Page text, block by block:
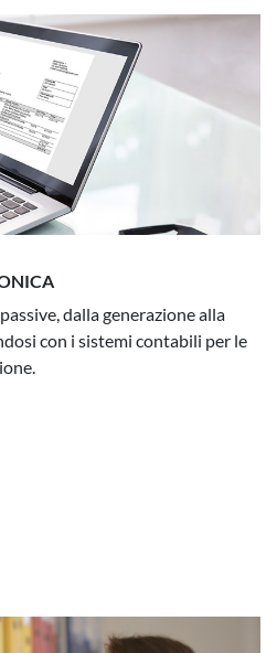
dalla generazione alla
con i sistemi contabili per le